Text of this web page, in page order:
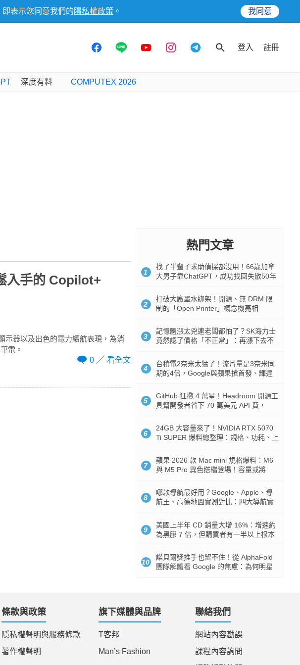
表示您同意我們的 隱私權政策 。 我同意
登入 註冊
深度有料 COMPUTEX 2026
入手的 Copilot+
示器以及出色的電力續航表現，為消
電。
0
看全文
熱門文章
1
找了半輩子求助偵探都沒用！66歲加拿
大男子靠ChatGPT，成功找回失散50年
2
打破大廠墨水綁架！開源、無 DRM 限
制的「Open Printer」概念機亮相
3
記憶體漲太兇連老闆都怕了？SK海力士
竟然認了價格「不正常」：再漲下去不
4
台積電2奈米太猛了！流片量是3奈米同
期的4倍，Google與蘋果搶首發、輝達
5
GitHub 狂攬 4 萬星！Headroom 開源工
具幫開發者省下 70 萬美元 API 費，
6
24GB 大容量來了！NVIDIA RTX 5070
Ti SUPER 爆料總整理：規格、功耗、上
7
蘋果 2026 款 Mac mini 規格爆料：M6
與 M5 Pro 異色搭檔登場！容量或將
8
哪款導航最好用？Google、Apple、導
航王、高德地圖實測對比：四大導航實
9
美國上半年 CD 銷量大增 16%：增速約
為黑膠 7 倍，但購買者有一半以上根本
10
諾貝爾獎推手也留不住！從 AlphaFold
團隊解體看 Google 的焦慮：為何明星
條款與政策
隱私權聲明與服務條款
著作權聲明
旗下媒體與品牌
T客邦
Man’s Fashion
聯絡我們
網站內容勘誤
課程內容詢問